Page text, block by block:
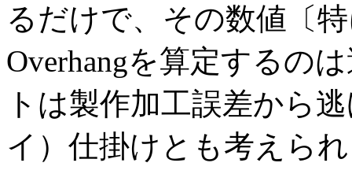
るだけで、その数値〔
Overhangを算定するの
トは製作加工誤差から
イ）仕掛けとも考えら